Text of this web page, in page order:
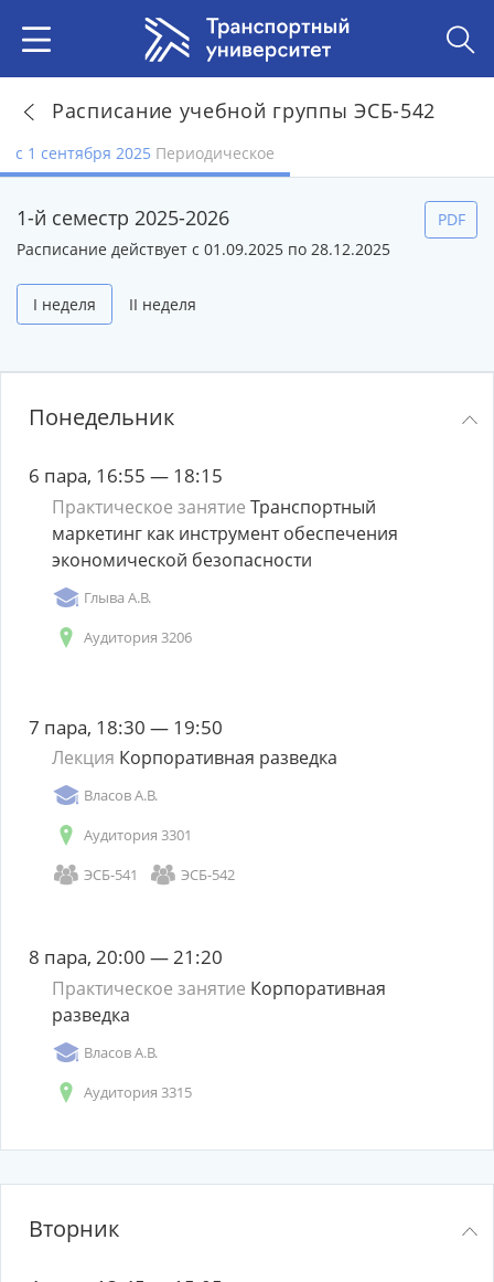
Расписание учебной группы ЭСБ-542
с 1 сентября 2025 Периодическое
1-й семестр 2025-2026
Расписание действует с 01.09.2025 по 28.12.2025
I неделя II неделя
PDF
Понедельник
6 пара, 16:55 — 18:15
Практическое занятие Транспортный
маркетинг как инструмент обеспечения
экономической безопасности
Глыва А.В.
Аудитория 3206
7 пара, 18:30 — 19:50
Лекция Корпоративная разведка
Власов А.В.
Аудитория 3301
ЭСБ-541
ЭСБ-542
8 пара, 20:00 — 21:20
Практическое занятие Корпоративная
разведка
Власов А.В.
Аудитория 3315
Вторник